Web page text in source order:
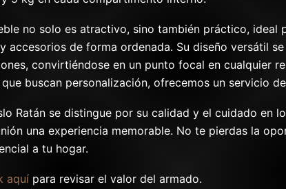
no solo es atractivo, sino también práctico, ideal
accesorios de forma ordenada. Su diseño versátil
convirtiéndose en un punto focal en cualquier
buscan personalización, ofrecemos un servicio
Ratán se distingue por su calidad y el cuidado en
una experiencia memorable. No te pierdas la
a tu hogar.
aquí para revisar el valor del armado.